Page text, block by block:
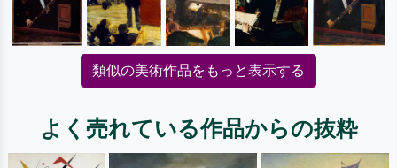
類似の美術作品をもっと表示する
よく売れている作品からの抜粋